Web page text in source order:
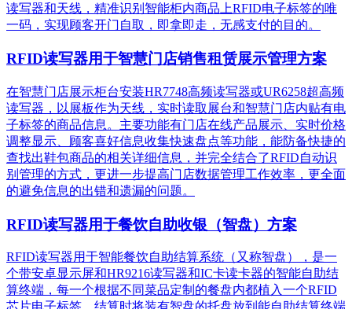
读写器和天线，精准识别​智能柜内商品上RFID电子标签的唯
一码，实现顾客开门自取，即拿即走，无感支付的目的。
RFID读写器用于智慧门店销售租赁展示管理方案
在智慧门店展示柜台安装HR7748高频读写器或UR6258超高频
读写器，以展板作为天线，实时读取展台和智慧门店内贴有电
子标签的商品信息。主要功能有门店在线产品展示、实时价格
调整显示、顾客喜好信息收集快速盘点等功能，能防备快捷的
查找出鞋包商品的相关详细信息，并完全结合了RFID自动识
别管理的方式，更进一步提高门店数据管理工作效率，更全面
的避免信息的出错和遗漏的问题。
RFID读写器用于餐饮自助收银（智盘）方案
RFID读写器用于智能餐饮自助结算系统（又称智盘），是一
个带安卓显示屏和HR9216读写器和IC卡读卡器的智能自助结
算终端，每一个根据不同菜品定制的餐盘内都植入一个RFID